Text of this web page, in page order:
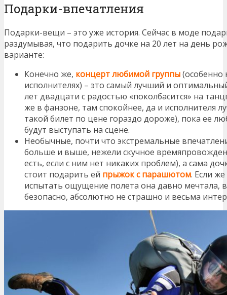
Подарки-впечатления
Подарки-вещи – это уже история. Сейчас в моде
раздумывая, что подарить дочке на 20 лет на день
варианте:
Конечно же, концерт любимой группы(особенно
исполнителях) – это самый лучший и
лет двадцати с радостью «поколбасится» на
же в фанзоне, там спокойнее, да и исполнителя
такой билет по цене гораздо дороже), пока ее
будут выступать на сцене.
Необычные, почти что экстремальные
больше и выше, нежели скучное
есть, если с ним нет никаких проблем), а сама
стоит подарить ей прыжок с парашютом. Если
испытать ощущение полета она давно мечтала,
безопасно, абсолютно не страшно и весьма